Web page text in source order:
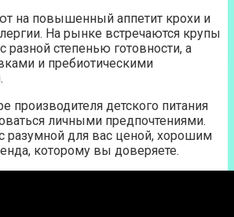
на повышенный аппетит крохи и
На рынке встречаются крупы
разной степенью готовности, а
и пребиотическими
производителя детского питания
личными предпочтениями.
разумной для вас ценой, хорошим
которому вы доверяете.